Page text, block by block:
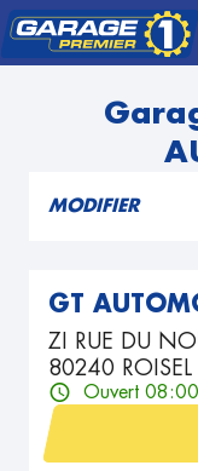
MODIFIER
GT
ZI RUE DU
80240 ROISEL
Ouvert